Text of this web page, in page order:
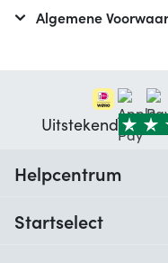
Algemene
Uitstekend
Helpcentrum
Startselect